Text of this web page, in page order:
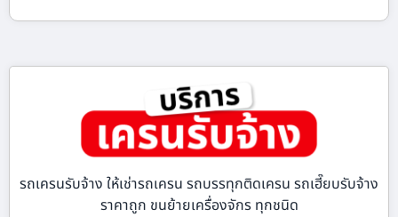
รถเครนรับจ้าง ให้เช่ารถเครน รถบรรทุกติดเครน รถเฮี๊ยบรับจ้าง
ราคาถูก ขนย้ายเครื่องจักร ทุกชนิด